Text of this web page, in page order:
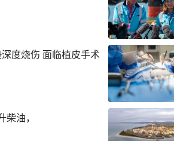
度烧伤 面临植皮手术
柴油，